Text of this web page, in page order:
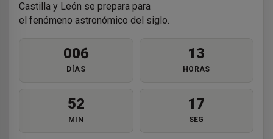
Castilla y León se prepara para
el fenómeno astronómico del siglo.
006
DÍAS
13
HORAS
52
MIN
16
SEG